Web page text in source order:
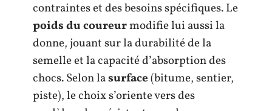
contraintes et des besoins spécifiques. Le
poids du coureurmodifie lui aussi la
donne, jouant sur la durabilité de la
semelle et la capacité d’absorption des
chocs. Selon lasurface(bitume, sentier,
piste), le choix s’oriente vers des